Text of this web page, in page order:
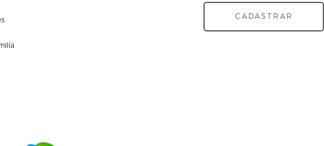
CADASTRAR